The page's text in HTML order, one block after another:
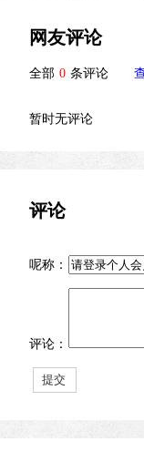
网友评论
全部 0 条评论
暂时无评论
评论
呢称：
评论：